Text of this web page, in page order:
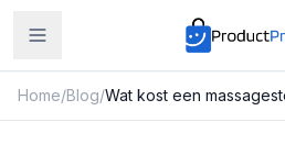
Home/Blog/